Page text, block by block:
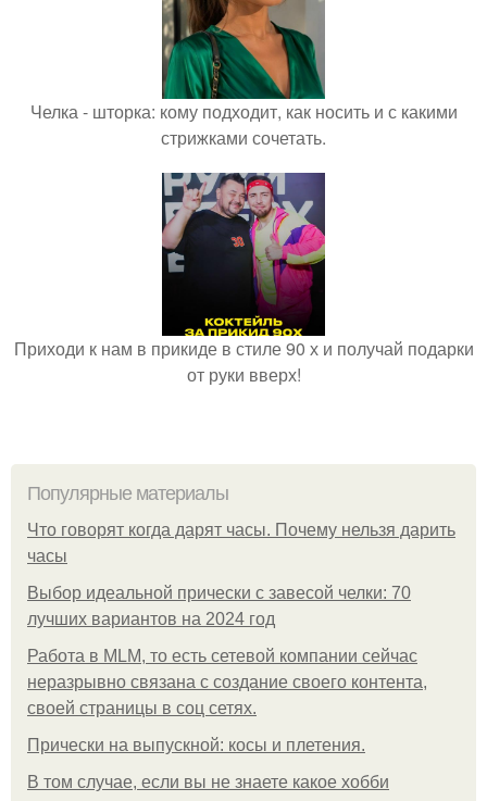
Челка - шторка: кому подходит, как носить и с какими
стрижками сочетать.
Приходи к нам в прикиде в стиле 90 х и получай подарки
от руки вверх!
Популярные материалы
Что говорят когда дарят часы. Почему нельзя дарить
часы
Выбор идеальной прически с завесой челки: 70
лучших вариантов на 2024 год
Работа в MLM, то есть сетевой компании сейчас
неразрывно связана с создание своего контента,
своей страницы в соц сетях.
Прически на выпускной: косы и плетения.
В том случае, если вы не знаете какое хобби